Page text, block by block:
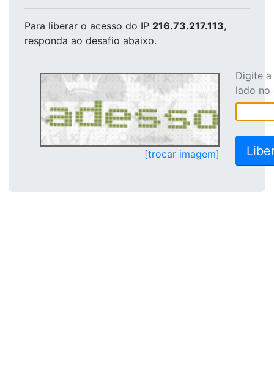
Para liberar o acesso do IP 216.73.217.113,
responda ao desafio abaixo.
[trocar imagem]
Digite
lado no